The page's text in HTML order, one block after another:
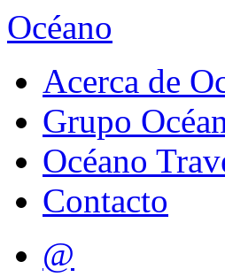
Océano
Acerca de
Grupo
Océano
Contacto
@